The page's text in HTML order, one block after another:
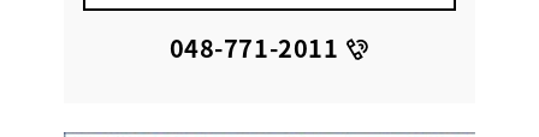
048-771-2011